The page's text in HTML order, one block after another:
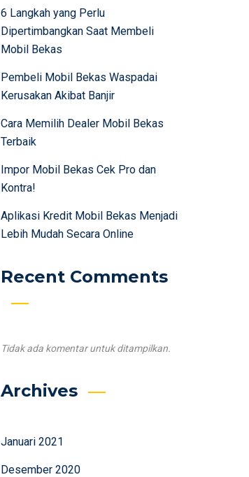
6 Langkah yang Perlu
Dipertimbangkan Saat Membeli
Mobil Bekas
Pembeli Mobil Bekas Waspadai
Kerusakan Akibat Banjir
Cara Memilih Dealer Mobil Bekas
Terbaik
Impor Mobil Bekas Cek Pro dan
Kontra!
Aplikasi Kredit Mobil Bekas Menjadi
Lebih Mudah Secara Online
Recent Comments
Tidak ada komentar untuk ditampilkan.
Archives
Januari 2021
Desember 2020